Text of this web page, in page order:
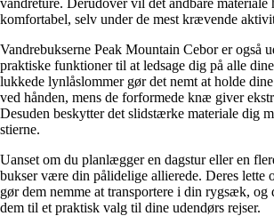
komfortabel, selv under de mest krævende
Vandrebukserne Peak Mountain Cebor er også
praktiske funktioner til at ledsage dig på alle
lukkede lynlåslommer gør det nemt at holde
ved hånden, mens de forformede knæ giver
Desuden beskytter det slidstærke materiale dig
stierne.
Uanset om du planlægger en dagstur eller en
bukser være din pålidelige allierede. Deres lette
gør dem nemme at transportere i din rygsæk, og
dem til et praktisk valg til dine udendørs rejser.